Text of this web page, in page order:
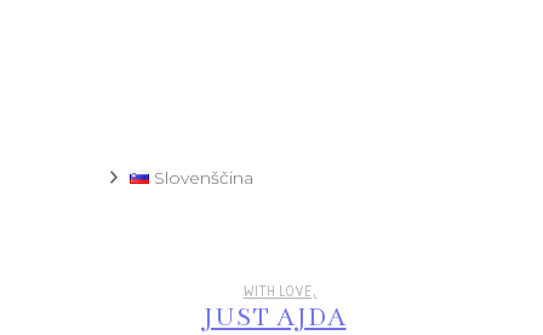
Slovenščina
WITH LOVE,
JUST AJDA